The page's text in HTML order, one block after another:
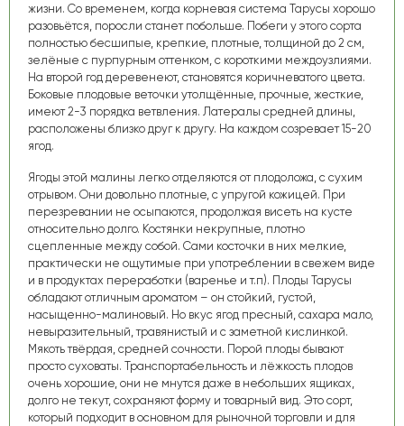
жизни. Со временем, когда корневая система Тарусы хорошо
разовьётся, поросли станет побольше. Побеги у этого сорта
полностью бесшипые, крепкие, плотные, толщиной до 2 см,
зелёные с пурпурным оттенком, с короткими междоузлиями.
На второй год деревенеют, становятся коричневатого цвета.
Боковые плодовые веточки утолщённые, прочные, жесткие,
имеют 2-3 порядка ветвления. Латералы средней длины,
расположены близко друг к другу. На каждом созревает 15-20
ягод.
Ягоды этой малины легко отделяются от плодоложа, с сухим
отрывом. Они довольно плотные, с упругой кожицей. При
перезревании не осыпаются, продолжая висеть на кусте
относительно долго. Костянки некрупные, плотно
сцепленные между собой. Сами косточки в них мелкие,
практически не ощутимые при употреблении в свежем виде
и в продуктах переработки (варенье и т.п). Плоды Тарусы
обладают отличным ароматом – он стойкий, густой,
насыщенно-малиновый. Но вкус ягод пресный, сахара мало,
невыразительный, травянистый и с заметной кислинкой.
Мякоть твёрдая, средней сочности. Порой плоды бывают
просто суховаты. Транспортабельность и лёжкость плодов
очень хорошие, они не мнутся даже в небольших ящиках,
долго не текут, сохраняют форму и товарный вид. Это сорт,
который подходит в основном для рыночной торговли и для